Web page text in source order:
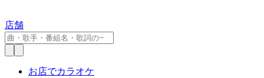
店舗
お店でカラオケ